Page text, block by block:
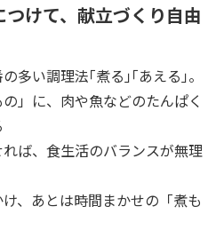
けて、献立づくり自由
多い調理法｢煮る｣｢あえる｣。
」に、肉や魚などのたんぱく
れば、食生活のバランスが無理
、あとは時間まかせの「煮も